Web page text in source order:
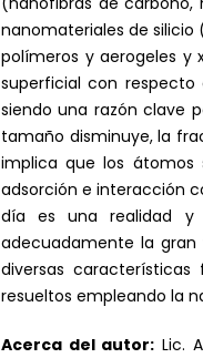
nanomateriales de silicio
polímeros y aerogeles y
superficial con
siendo una razón clave
tamaño disminuye, la
implica que los átomos
adsorción e interacción
día es una realidad y
adecuadamente la gran
diversas
resueltos empleando la
Acerca del autor: Lic.